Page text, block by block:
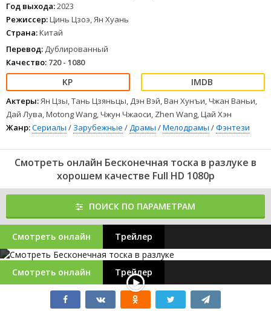
Год выхода:2023
Режиссер:Цинь Цзоэ, Ян Хуань
Страна:Китай
Перевод: Дублированный
Качество: 720 - 1080
Актеры:Ян Цзы, Тань Цзяньцы, Дэн Вэй, Ван Хунъи, Чжан Ваньи,
Дай Лува, Motong Wang, Чжун Чжаоси, Zhen Wang, Цай Хэн
Жанр:Сериалы / Зарубежные /Драмы /Мелодрамы /Фэнтези
Смотреть онлайн Бесконечная тоска в разлуке в
хорошем качестве Full HD 1080p
ПОИСК ПО ПАРАМЕТРАМ
Смотреть онлайн Трейлер
Смотреть онлайн Трейлер